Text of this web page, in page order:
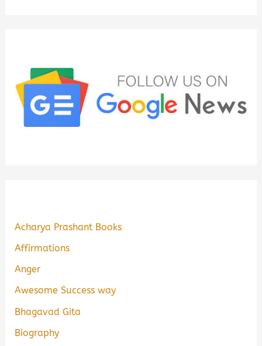
Acharya Prashant Books
Affirmations
Anger
Awesome Success way
Bhagavad Gita
Biography